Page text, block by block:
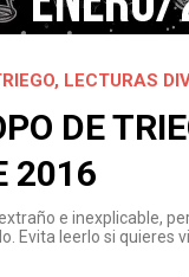
, LECTURAS
DE
2016
e inexplicable,
Evita leerlo si quieres